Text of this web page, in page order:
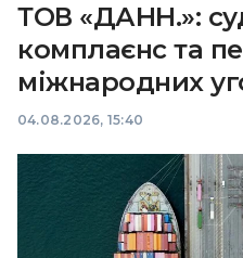
ТОВ «ДАНН.»:
комплаєнс та
міжнародних
04.08.2026, 15:40